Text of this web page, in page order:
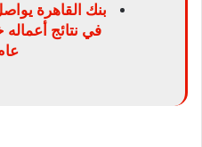
بنك القاهرة
في نتائج
عام